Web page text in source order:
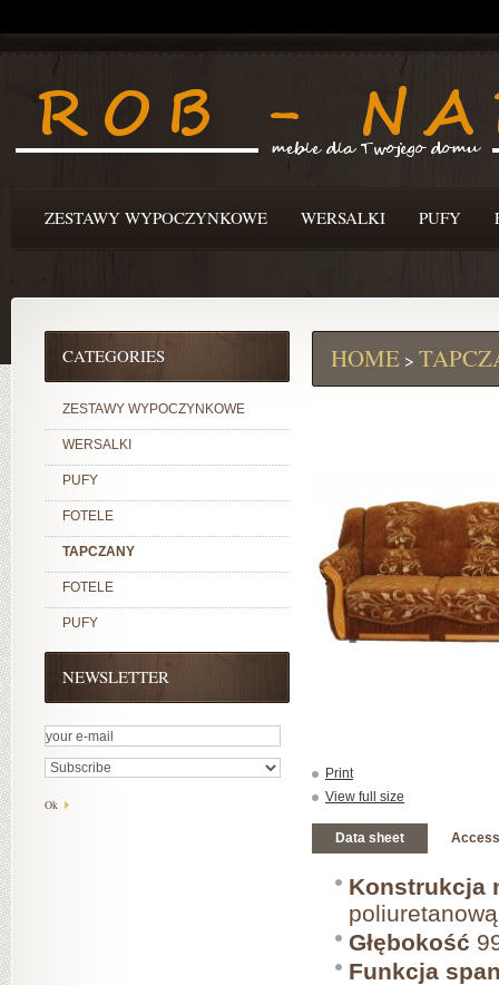
ZESTAWY WYPOCZYNKOWE WERSALKI PUFY
CATEGORIES
ZESTAWY WYPOCZYNKOWE
WERSALKI
PUFY
FOTELE
TAPCZANY
FOTELE
PUFY
NEWSLETTER
HOME >
Print
View full size
Data sheet
Konstrukcja
Głębokość
Funkcja